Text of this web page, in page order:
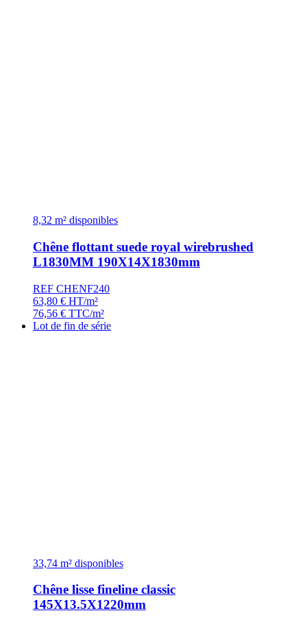
8,32 m² disponibles
Chêne flottant suede royal wirebrushed
L1830MM 190X14X1830mm
REF CHENF240
63,80 € HT/m²
76,56 € TTC/m²
Lot de fin de série
33,74 m² disponibles
Chêne lisse fineline classic
145X13.5X1220mm